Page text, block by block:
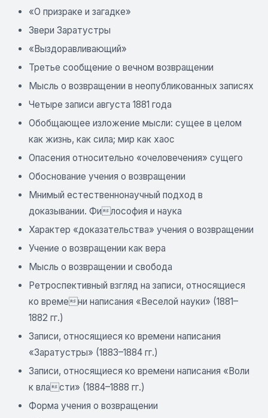
«О призраке и загадке»
Звери Заратустры
«Выздоравливающий»
Третье сообщение о вечном возвращении
Мысль о возвращении в неопубликованных записях
Четыре записи августа 1881 года
Обобщающее изложение мысли: сущее в целом
как жизнь, как сила; мир как хаос
Опасения относительно «очеловечения» сущего
Обоснование учения о возвращении
Мнимый естественнонаучный подход в
доказывании. Философия и наука
Характер «доказательства» учения о возвращении
Учение о возвращении как вера
Мысль о возвращении и свобода
Ретроспективный взгляд на записи, относящиеся
ко времени написания «Веселой науки» (1881–
1882 гг.)
Записи, относящиеся ко времени написания
«Заратустры» (1883–1884 гг.)
Записи, относящиеся ко времени написания «Воли
к власти» (1884–1888 гг.)
Форма учения о возвращении